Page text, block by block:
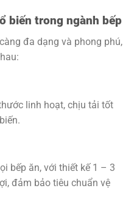
biến trong ngành bếp
đa dạng và phong phú,
linh hoạt, chịu tải tốt
bếp ăn, với thiết kế 1 – 3
đảm bảo tiêu chuẩn vệ